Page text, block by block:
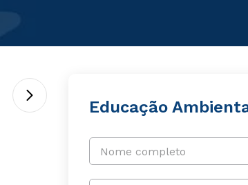
Educação
Nome completo